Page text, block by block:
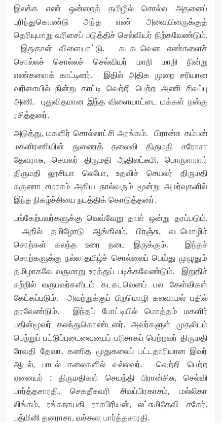
இலக்க எண் ஒன்றைத் தமிழில் சொல்ல அதனைப்
புரிந்துகொண்டு அந்த எண் அவையினருக்குத்
தெரியுமாறு வரிசைப் படுத்திச் செல்வியர் நிற்கவேண்டும்.
இதுதான் விளையாட்டு. கடகடவென எண்களைச்
சொல்லச் சொல்லச் செல்வியர் மாறி மாறி நின்று
எண்களைக் காட்டினர். இதில் அதிக முறை சரியான
வரிசையில் நின்று காட்டி வெற்றி பெற்ற அணி சிவப்பு
அணி. புதுவிதமான இந்த விளையாட்டை மக்கள் நன்கு
ரசித்தனர்.
அடுத்து, மகளிர் சொல்லாட்சி அரங்கம். பிரான்சு கம்பன்
மகளிரணியின் துணைத் தலைவி திருமதி சரோசா
தேவராசு, செயலர் திருமதி ஆதிலட்சுமி, பொருளாளர்
திருமதி லூசியா லெபோ, உதவிச் செயலர் திருமதி
சுகுணா சமரசம் அகிய நால்வரும் மூன்று அமர்வுகளில்
இந்த நிகழ்ச்சியை நடத்திக் கொடுத்தனர்.
பங்கேற்பவர்களுக்கு வெவ்வேறு தாள் ஒன்று தரப்படும்.
அதில் தமிழோடு ஆங்கிலம், பிரஞ்சு, வடமொழிச்
சொற்கள் கலந்த உரை நடை இருக்கும். இந்தச்
சொற்களுக்கு நல்ல தமிழ்ச் சொல்லைப் பெய்து முழுதும்
தமிழாகவே வருமாறு உரத்துப் படிக்கவேண்டும். இறுதிச்
சுற்றில் வருபவர்களிடம் கடகடவெனப் பல கேள்விகள்
கேட்கப்படும். அவற்றுக்குப் பிறமொழி கலவாமல் பதில்
தரவேண்டும். இந்தப் போட்டியில் மொத்தம் மகளிர்
பதின்மூவர் கலந்துகொண்டனர். அவர்களுள் முதலிடம்
பெற்றுப் பட்டுப்புடைவையைப் பரிசாகப் பெற்றவர் திருமதி
ரேவதி தேவா. கணித முதுகலைப் பட்டதாரியான இவர்
ஆடல், பாடல் கலைகளில் வல்லவர். வெற்றி பெற்ற
ஏனையர் : திருமதிகள் செயந்தி பிரான்சிசு, செல்வி
பார்த்தசாரதி, செகதீசுவரி சிவப்பிரகாசம், மல்லிகா
லிங்கம், ரங்கநாயகி ராசபிரியன், லட்சுமிதேவி சகேர்,
பத்மினி தனராசா, வச்சலா பார்த்தசாரதி.